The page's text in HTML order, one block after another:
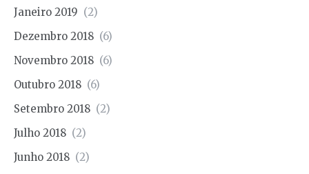
Janeiro 2019 (2)
Dezembro 2018 (6)
Novembro 2018 (6)
Outubro 2018 (6)
Setembro 2018 (2)
Julho 2018 (2)
Junho 2018 (2)